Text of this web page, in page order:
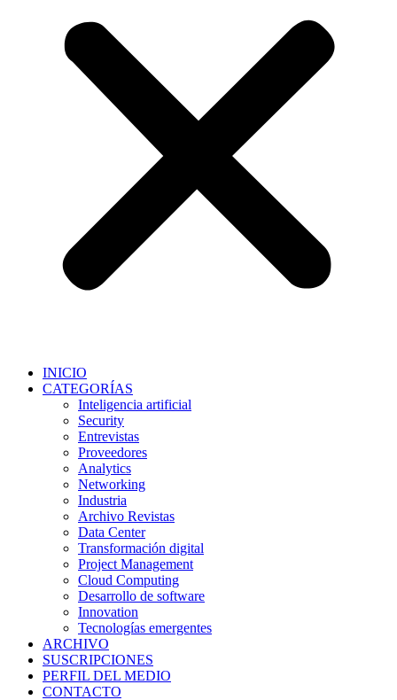
INICIO
CATEGORÍAS
Inteligencia artificial
Security
Entrevistas
Proveedores
Analytics
Networking
Industria
Archivo Revistas
Data Center
Transformación digital
Project Management
Cloud Computing
Desarrollo de software
Innovation
Tecnologías emergentes
ARCHIVO
SUSCRIPCIONES
PERFIL DEL MEDIO
CONTACTO